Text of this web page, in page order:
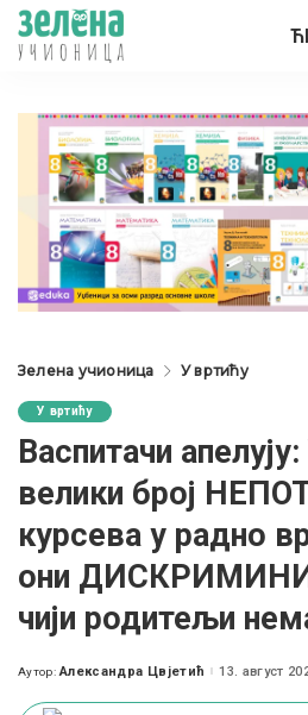
Зелена учионица У вртићу
У вртићу
Васпитачи
велики број
курсева у радно
они
чији родитељи
Posted
Аутор: Александра Цвјетић 13. август